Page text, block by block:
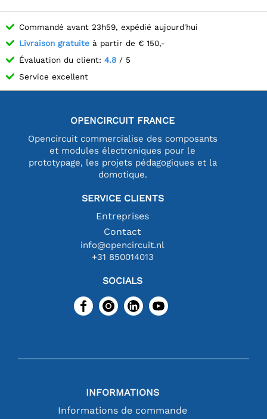
Commandé avant 23h59, expédié aujourd'hui
Livraison gratuite à partir de € 150,-
Évaluation du client: 4.8 / 5
Service excellent
OPENCIRCUIT FRANCE
Opencircuit commercialise des composants
et modules électroniques pour le
prototypage, les projets pédagogiques et la
domotique.
SERVICE CLIENTS
Entreprises
Contact
info@opencircuit.nl
+31 850014013
SOCIALS
INFORMATIONS
Informations de commande